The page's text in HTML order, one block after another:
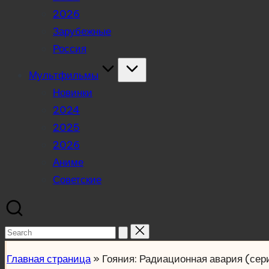
2026
Зарубежные
Россия
Мультфильмы
Новинки
2024
2025
2026
Аниме
Советские
Search
Главная страница» Гояния: Радиационная авария